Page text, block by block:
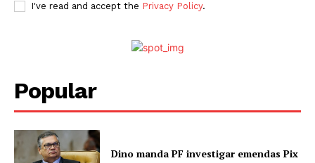
I've read and accept the Privacy Policy.
Popular
Dino manda PF investigar emendas Pix